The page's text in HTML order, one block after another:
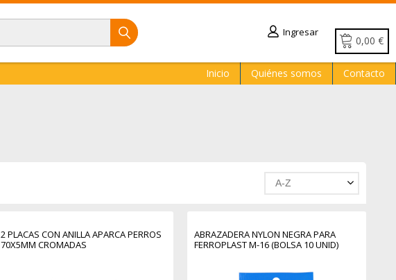
0,00 €
Ingresar
Inicio Quiénes somos Contacto
A-Z
2 PLACAS CON ANILLA APARCA PERROS
70X5MM CROMADAS
ABRAZADERA NYLON NEGRA PARA
FERROPLAST M-16 (BOLSA 10 UNID)